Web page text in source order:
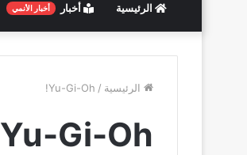
الرئيسية أخبار أخبار الأنمي
الرئيسية /
Yu-Gi-Oh!
Yu-Gi-Oh!